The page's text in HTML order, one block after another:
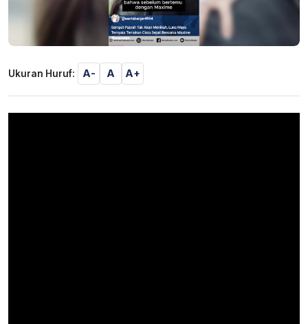
Ukuran Huruf: A- A A+